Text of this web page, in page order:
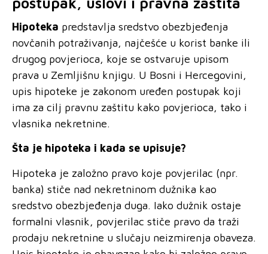
Hipoteka predstavlja sredstvo obezbjeđenja
novčanih potraživanja, najčešće u korist banke ili
drugog povjerioca, koje se ostvaruje upisom
prava u Zemljišnu knjigu. U Bosni i Hercegovini,
upis hipoteke je zakonom uređen postupak koji
ima za cilj pravnu zaštitu kako povjerioca, tako i
vlasnika nekretnine.
Šta je hipoteka i kada se upisuje?
Hipoteka je založno pravo koje povjerilac (npr.
banka) stiče nad nekretninom dužnika kao
sredstvo obezbjeđenja duga. Iako dužnik ostaje
formalni vlasnik, povjerilac stiče pravo da traži
prodaju nekretnine u slučaju neizmirenja obaveza.